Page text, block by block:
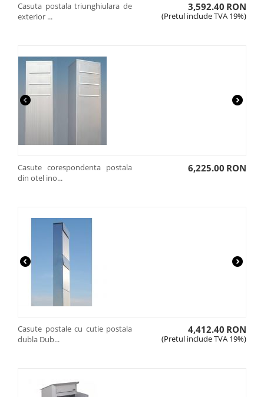
Casuta postala triunghiulara de
exterior ...
3,592.40 RON
(Pretul include TVA 19%)
Casute corespondenta postala
din otel ino...
6,225.00 RON
Casute postale cu cutie postala
dubla Dub...
4,412.40 RON
(Pretul include TVA 19%)